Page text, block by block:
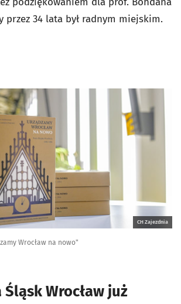
przez 34 lata był radnym miejskim.
CH Zajezdnia
Wrocław na nowo"
Wrocław już